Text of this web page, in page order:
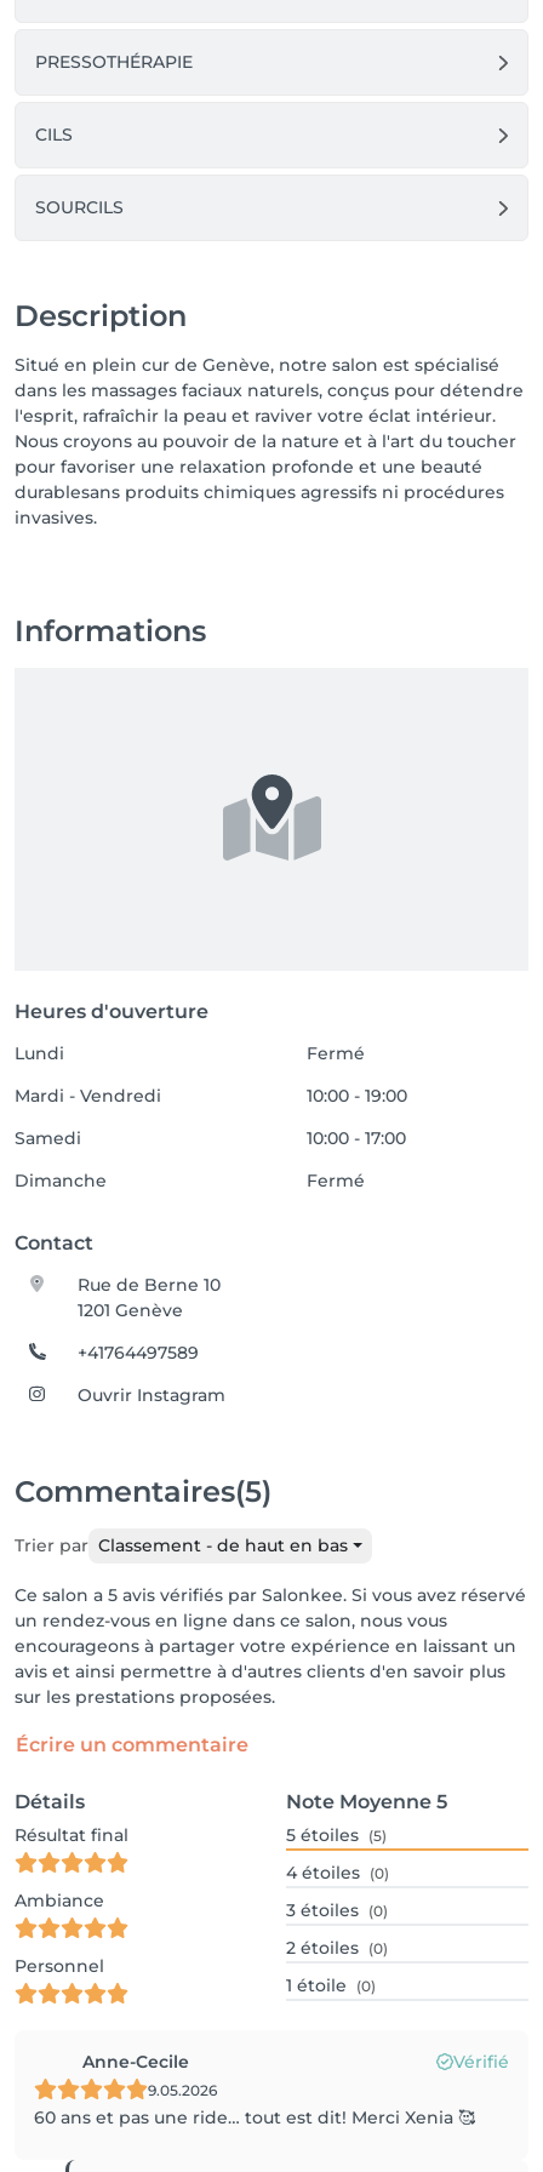
Revitalize Your Skin & Soothe Your Soul with Natural
in natural facial massage treatments designed to
ingredients, our treatments help to:
✔ Relax facial tension & relieve stress
✔ Boost circulation for a radiant, youthful glow
✔ Enhance skin elasticity & reduce fine lines
✔ Detoxify and refresh tired skin
Whether you're seeking a moment of deep
rejuvenated, and glowing from within.
Book your appointment today!
процедурах массажа лица, которые помогают
коже молодое сияние — без агрессивных
химических веществ и инвазивных методов.
Используя профессиональные массажные техники
процедуры способствуют:
✔ Улучшению кровообращения для здорового и
✔ Повышению упругости кожи и сокращению
мелких морщин
✔ Детоксикации и освежению уставшей кожи
Если вам нужен момент глубокого расслабления,
вам ощущение свежести, молодости и
ваша кожа этого заслуживает.
🌿 100% натуральные процедуры
📅 Запишитесь на сеанс уже сегодня!
PRESSOTHÉRAPIE
CILS
SOURCILS
Description
Situé en plein cur de Genève, notre salon est spécialisé
dans les massages faciaux naturels, conçus pour détendre
l'esprit, rafraîchir la peau et raviver votre éclat intérieur.
Nous croyons au pouvoir de la nature et à l'art du toucher
pour favoriser une relaxation profonde et une beauté
durablesans produits chimiques agressifs ni procédures
invasives.
Informations
Heures d'ouverture
Lundi
Fermé
Mardi - Vendredi
10:00 - 19:00
Samedi
10:00 - 17:00
Dimanche
Fermé
Contact
Rue de Berne 10
1201 Genève
+41764497589
Ouvrir Instagram
Commentaires(5)
Trier par Classement - de haut en bas
Ce salon a 5 avis vérifiés par Salonkee. Si vous avez réservé
un rendez-vous en ligne dans ce salon, nous vous
encourageons à partager votre expérience en laissant un
avis et ainsi permettre à d'autres clients d'en savoir plus
sur les prestations proposées.
Écrire un commentaire
Détails
Résultat final
Ambiance
Personnel
Note Moyenne 5
5 étoiles (5)
4 étoiles (0)
3 étoiles (0)
2 étoiles (0)
1 étoile (0)
Anne-Cecile Vérifié
9.05.2026
60 ans et pas une ride… tout est dit! Merci Xenia 🥰